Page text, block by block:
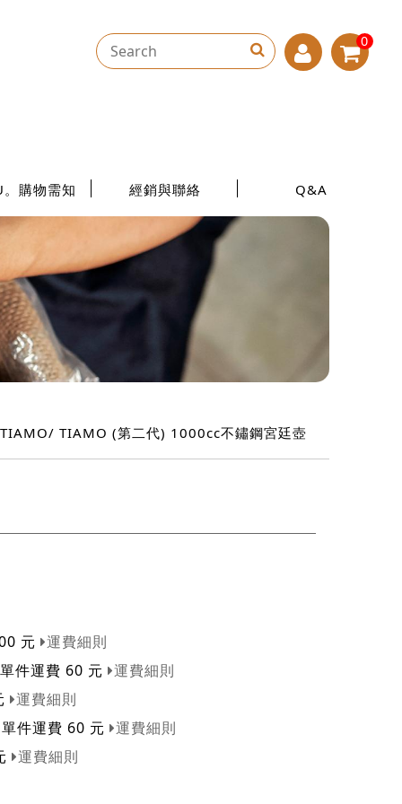
0
購物需知 經銷與聯絡 Q&A
TIAMO TIAMO (第二代) 1000cc不鏽鋼宮廷壺
元
運費細則
件運費 60 元
運費細則
運費細則
件運費 60 元
運費細則
運費細則